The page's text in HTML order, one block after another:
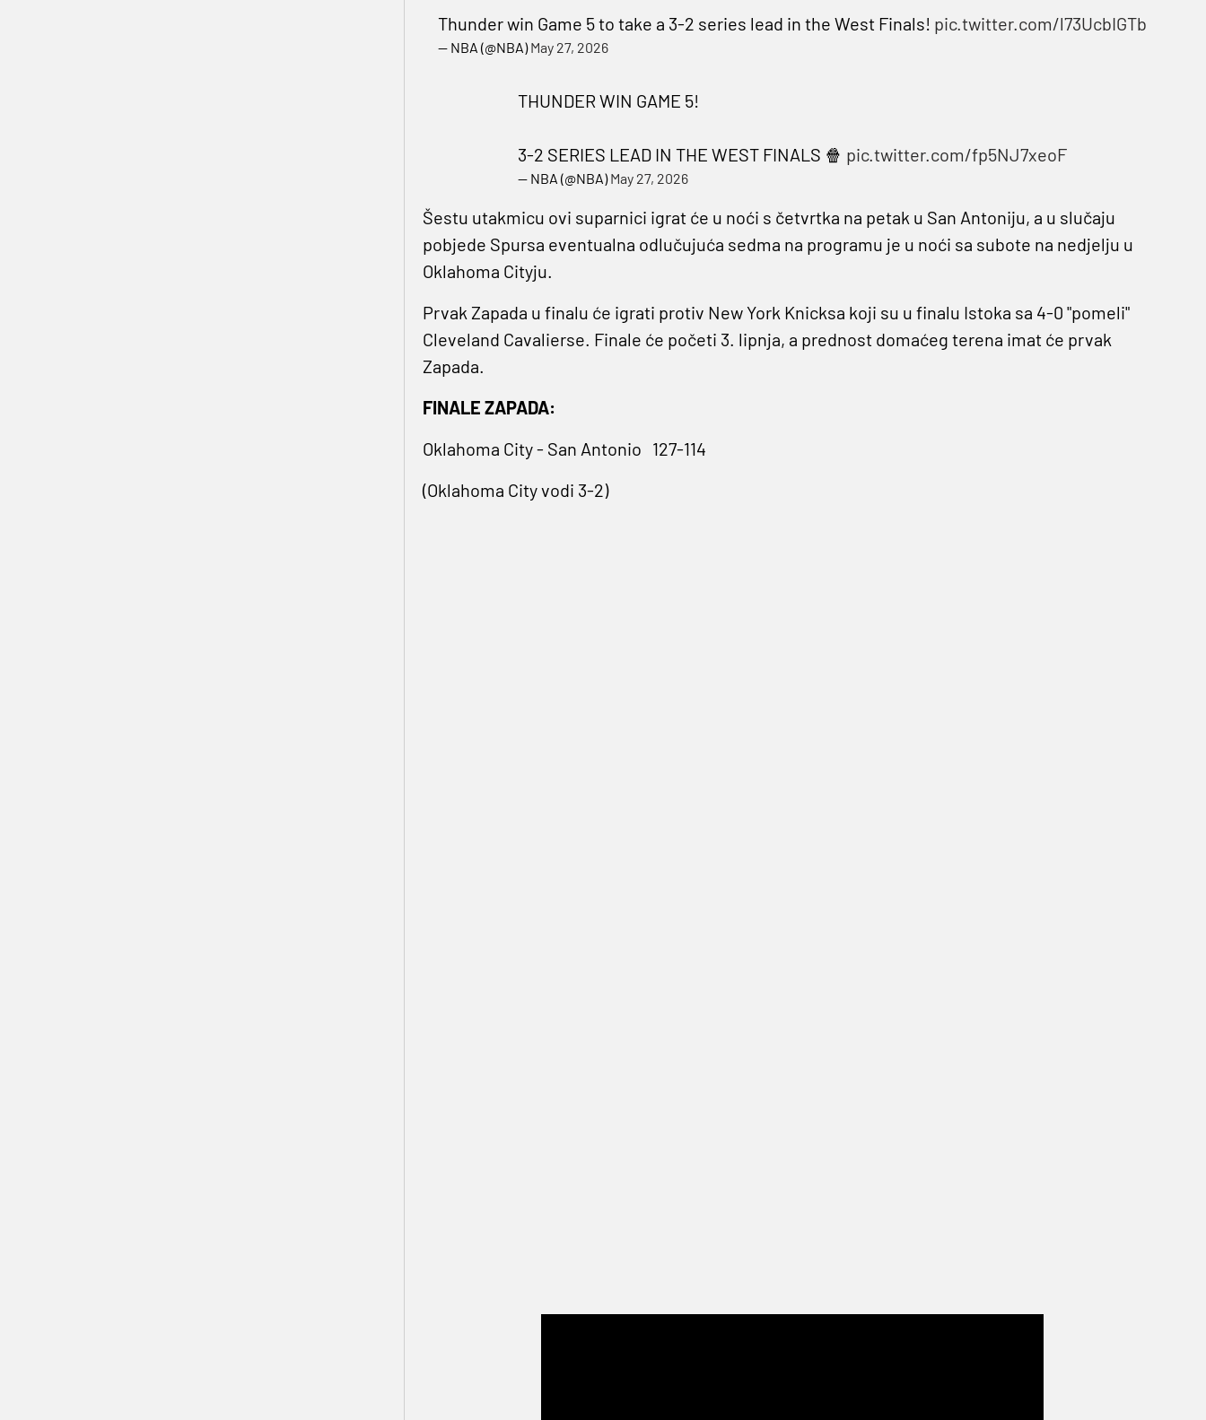
Thunder win Game 5 to take a 3-2 series lead in the West Finals! pic.twitter.com/l73UcbIGTb
— NBA (@NBA)May 27, 2026
THUNDER WIN GAME 5!
3-2 SERIES LEAD IN THE WEST FINALS 🍿 pic.twitter.com/fp5NJ7xeoF
— NBA (@NBA)May 27, 2026
Šestu utakmicu ovi suparnici igrat će u noći s četvrtka na petak u San Antoniju, a u slučaju
pobjede Spursa eventualna odlučujuća sedma na programu je u noći sa subote na nedjelju u
Oklahoma Cityju.
Prvak Zapada u finalu će igrati protiv New York Knicksa koji su u finalu Istoka sa 4-0 "pomeli"
Cleveland Cavalierse. Finale će početi 3. lipnja, a prednost domaćeg terena imat će prvak
Zapada.
FINALE ZAPADA:
Oklahoma City - San Antonio 127-114
(Oklahoma City vodi 3-2)